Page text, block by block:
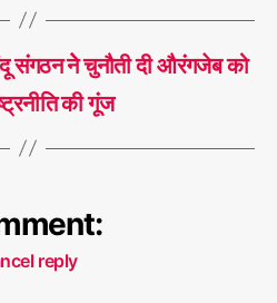
संगठन नेे चुनौती दी औरंगजेब को
की गूंज
reply